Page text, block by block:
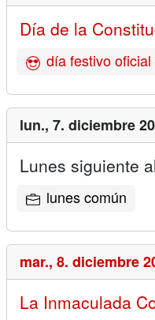
Día de la
día festivo
lun., 7. diciembre
Lunes siguiente
lunes común
mar., 8. diciembre
La Inmaculada